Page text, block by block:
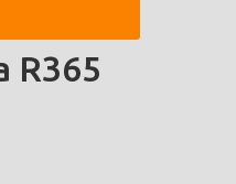
R365